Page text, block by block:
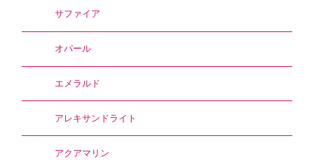
サファイア
オパール
エメラルド
アレキサンドライト
アクアマリン